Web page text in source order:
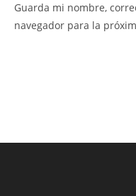
comentar
para
comentar
Guarda mi nombre,
navegador para la